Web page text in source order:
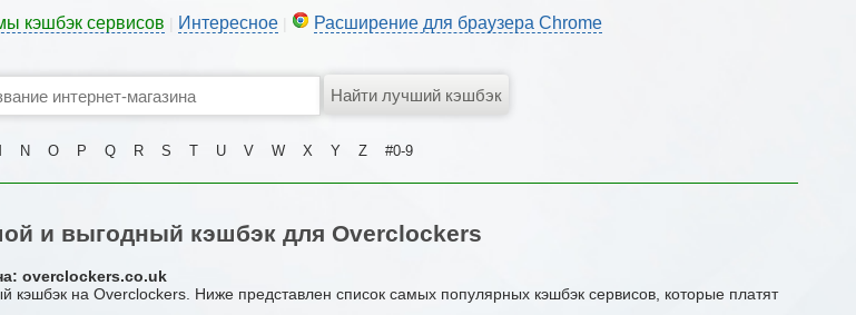
кэшбэк сервисов Интересное Расширение для браузера Chrome
N O P Q R S T U V W X Y Z #0-9
и выгодный кэшбэк для Overclockers
overclockers.co.uk
на Overclockers. Ниже представлен список самых популярных кэшбэк сервисов, которые платят